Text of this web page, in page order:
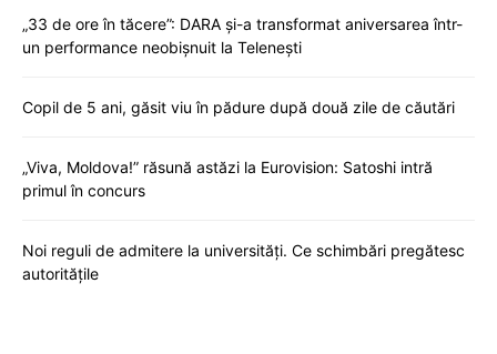
„33 de ore în tăcere”: DARA și-a transformat aniversarea într-
un performance neobișnuit la Telenești
Copil de 5 ani, găsit viu în pădure după două zile de căutări
„Viva, Moldova!” răsună astăzi la Eurovision: Satoshi intră
primul în concurs
Noi reguli de admitere la universități. Ce schimbări pregătesc
autoritățile